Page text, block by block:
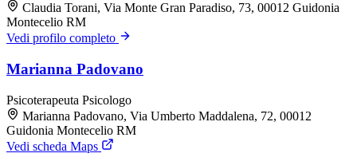
Claudia Torani, Via Monte Gran Paradiso, 73, 00012 Guidonia
Montecelio RM
Vedi profilo completo
Marianna Padovano
Psicoterapeuta Psicologo
Marianna Padovano, Via Umberto Maddalena, 72, 00012
Guidonia Montecelio RM
Vedi scheda Maps